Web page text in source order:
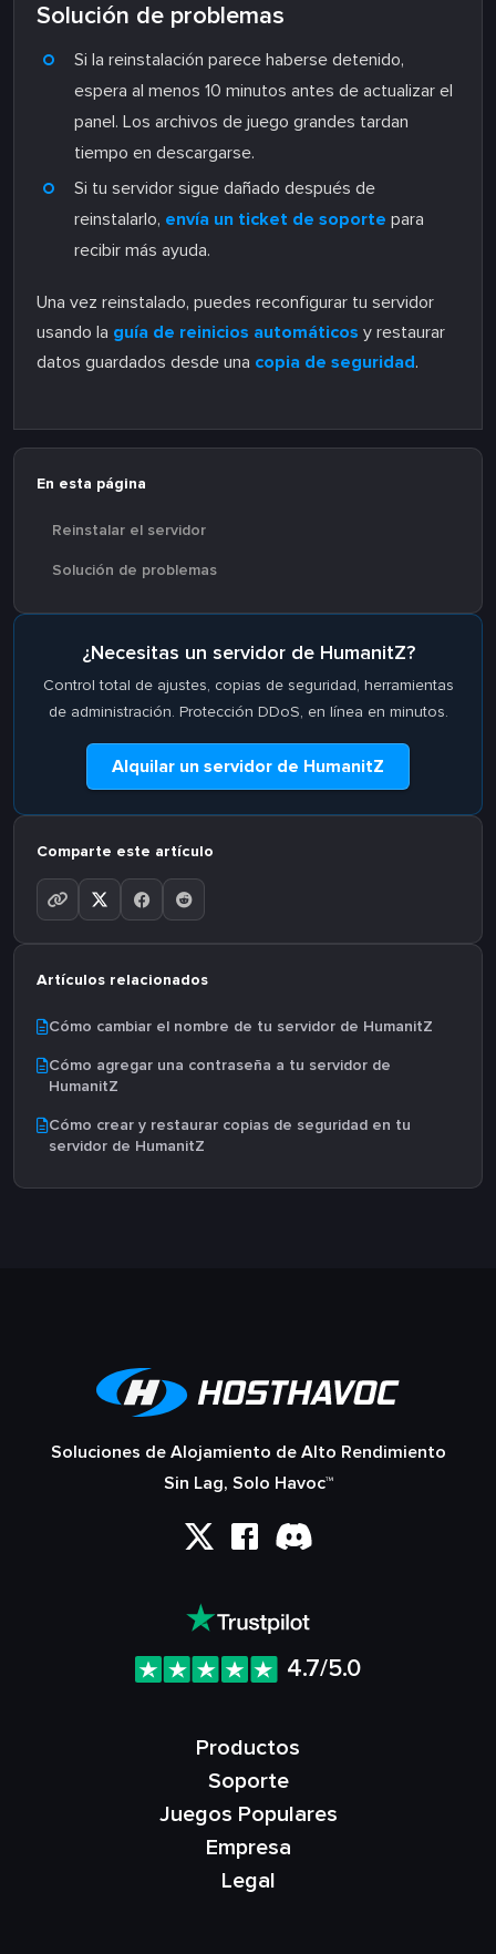
Solución de problemas
Si la reinstalación parece haberse detenido,
espera al menos 10 minutos antes de actualizar el
panel. Los archivos de juego grandes tardan
tiempo en descargarse.
Si tu servidor sigue dañado después de
reinstalarlo, envía un ticket de soporte para
recibir más ayuda.
Una vez reinstalado, puedes reconfigurar tu servidor
usando la guía de reinicios automáticos y restaurar
datos guardados desde una copia de seguridad.
En esta página
Reinstalar el servidor
Solución de problemas
¿Necesitas un servidor de HumanitZ?
Control total de ajustes, copias de seguridad, herramientas
de administración. Protección DDoS, en línea en minutos.
Alquilar un servidor de HumanitZ
Comparte este artículo
Artículos relacionados
Cómo cambiar el nombre de tu servidor de HumanitZ
Cómo agregar una contraseña a tu servidor de
HumanitZ
Cómo crear y restaurar copias de seguridad en tu
servidor de HumanitZ
Soluciones de Alojamiento de Alto Rendimiento
Sin Lag, Solo Havoc™
4.7/5.0
Productos
Soporte
Juegos Populares
Empresa
Legal